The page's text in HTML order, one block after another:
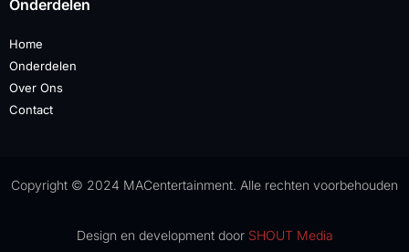
Onderdelen
Home
Onderdelen
Over Ons
Contact
Copyright © 2024 MACentertainment. Alle rechten voorbehouden
Design en development door SHOUT Media